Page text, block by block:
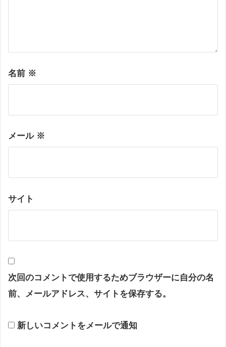
名前 ※
メール ※
サイト
次回のコメントで使用するためブラウザーに自分の名
前、メールアドレス、サイトを保存する。
新しいコメントをメールで通知